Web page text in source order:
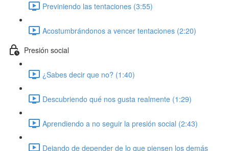
Previniendo las tentaciones (3:55)
Acostumbrándonos a vencer tentaciones (2:20)
Presión social
¿Sabes decir que no? (1:40)
Descubriendo qué nos gusta realmente (1:29)
Aprendiendo a no seguir la presión social (2:43)
Dejando de depender de lo que piensen los demás